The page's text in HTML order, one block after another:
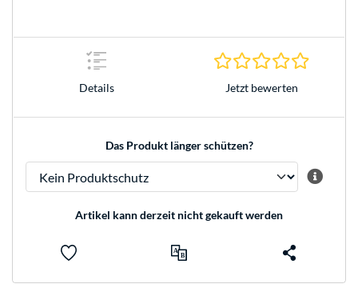
Details Jetzt bewerten
Das Produkt länger schützen?
Artikel kann derzeit nicht gekauft werden